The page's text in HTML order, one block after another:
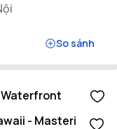
So sánh
Waterfront
- Masteri